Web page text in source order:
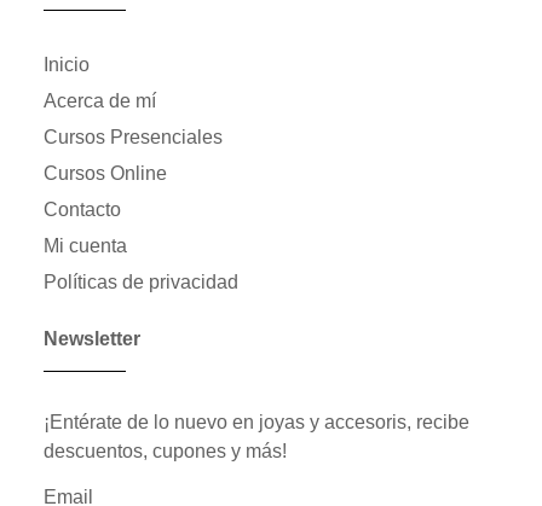
Inicio
Acerca de mí
Cursos Presenciales
Cursos Online
Contacto
Mi cuenta
Políticas de privacidad
Newsletter
¡Entérate de lo nuevo en joyas y accesoris, recibe
descuentos, cupones y más!
Email